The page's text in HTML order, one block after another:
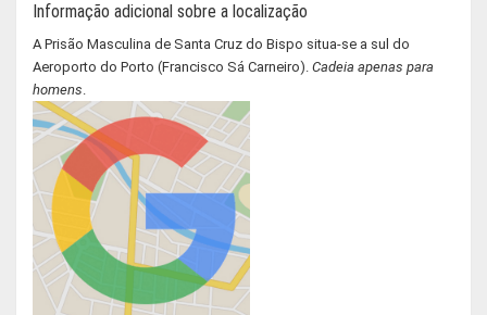
Informação adicional sobre a localização
A Prisão Masculina de Santa Cruz do Bispo situa-se a sul do
Aeroporto do Porto (Francisco Sá Carneiro). Cadeia apenas para
homens.